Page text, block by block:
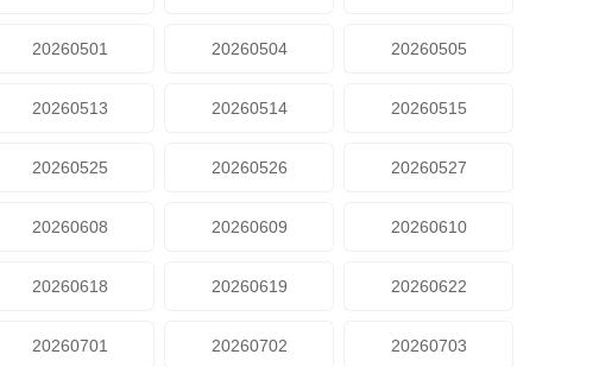
20260501 20260504 20260505
20260513 20260514 20260515
20260525 20260526 20260527
20260608 20260609 20260610
20260618 20260619 20260622
20260701 20260702 20260703